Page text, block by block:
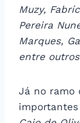
Muzy,
Pereira
Marques,
entre
Já no ramo